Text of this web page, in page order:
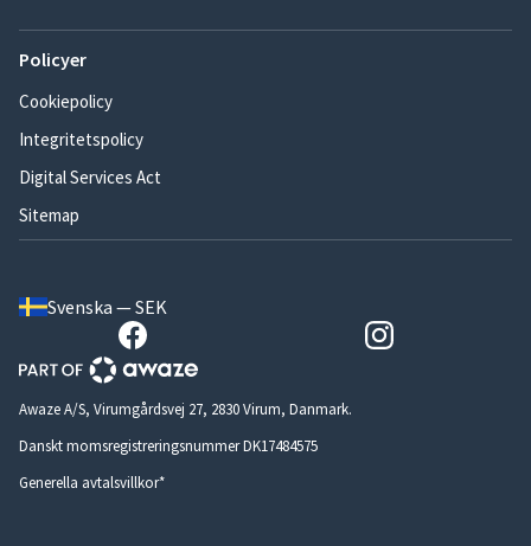
Policyer
Cookiepolicy
Integritetspolicy
Digital Services Act
Sitemap
Svenska — SEK
Awaze A/S, Virumgårdsvej 27, 2830 Virum, Danmark.
Danskt momsregistreringsnummer DK17484575
Generella avtalsvillkor*